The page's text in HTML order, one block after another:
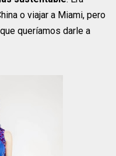
o viajar a Miami, pero
queríamos darle a